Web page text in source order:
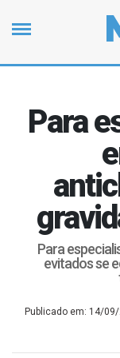
Para
Para
evitados se
Publicado em: 14/